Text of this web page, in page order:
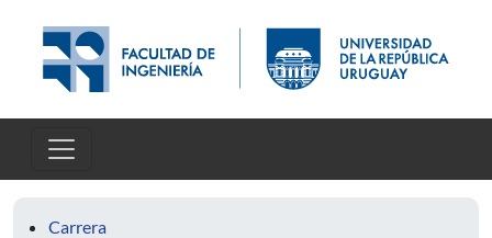
Carrera